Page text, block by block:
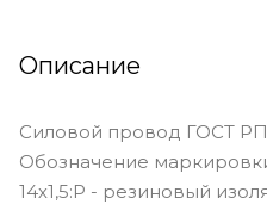
Описание
Силовой провод ГОСТ
Обозначение
14х1,5:Р - резиновый